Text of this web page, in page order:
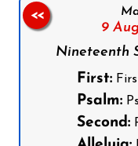
9
Nineteenth
First:
Psalm:
Second:
<<